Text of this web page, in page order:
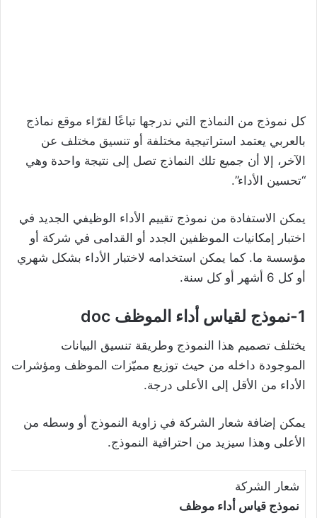
كل نموذج من النماذج التي ندرجها تباعًا لقرّاء موقع نماذج
بالعربي يعتمد استراتيجية مختلفة أو تنسيق مختلف عن
الآخر، إلا أن جميع تلك النماذج تصل إلى نتيجة واحدة وهي
“تحسين الأداء”.
يمكن الاستفادة من نموذج تقييم الأداء الوظيفي الجديد في
اختبار إمكانيات الموظفين الجدد أو القدامى في شركة أو
مؤسسة ما. كما يمكن استخدامه لاختبار الأداء بشكل شهري
أو كل 6 أشهر أو كل سنة.
1-نموذج لقياس أداء الموظف doc
يختلف تصميم هذا النموذج وطريقة تنسيق البيانات
الموجودة داخله من حيث توزيع مميّزات الموظف ومؤشرات
الأداء من الأقل إلى الأعلى درجة.
يمكن إضافة شعار الشركة في زاوية النموذج أو وسطه من
الأعلى وهذا سيزيد من احترافية النموذج.
شعار الشركة
نموذج قياس أداء موظف